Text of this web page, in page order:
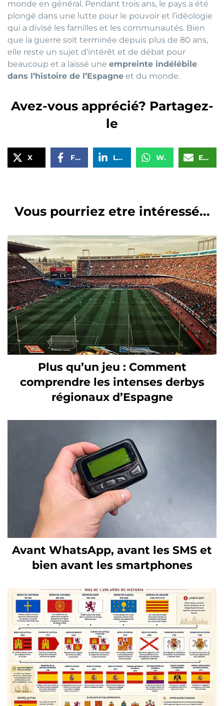
monde en général. Pendant trois ans, le pays a été
plongé dans une lutte pour le pouvoir et l’idéologie
qui a divisé les familles et les communautés. Bien
que la guerre soit terminée depuis plus de 80 ans,
elle reste un sujet d’intérêt et de débat pour
beaucoup et a laissé une empreinte indélébile
dans l’histoire de l’Espagne et du monde.
Avez-vous apprécié? Partagez-
le
X Facebook LinkedIn WhatsApp Email
Vous pourriez etre intéressé...
Plus qu’un jeu : Comment
comprendre les intenses derbys
régionaux d’Espagne
Avant WhatsApp, avant les SMS et
bien avant les smartphones